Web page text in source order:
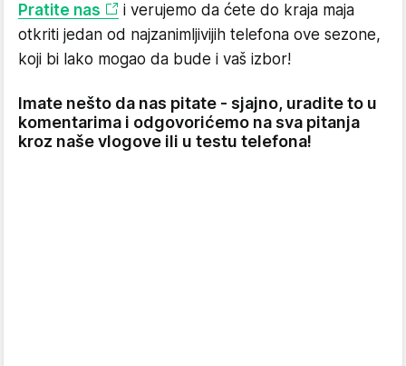
Pratite nas
i verujemo da ćete do kraja maja
otkriti jedan od najzanimljivijih telefona ove sezone,
koji bi lako mogao da bude i vaš izbor!
Imate nešto da nas pitate - sjajno, uradite to u
komentarima i odgovorićemo na sva pitanja
kroz naše vlogove ili u testu telefona!